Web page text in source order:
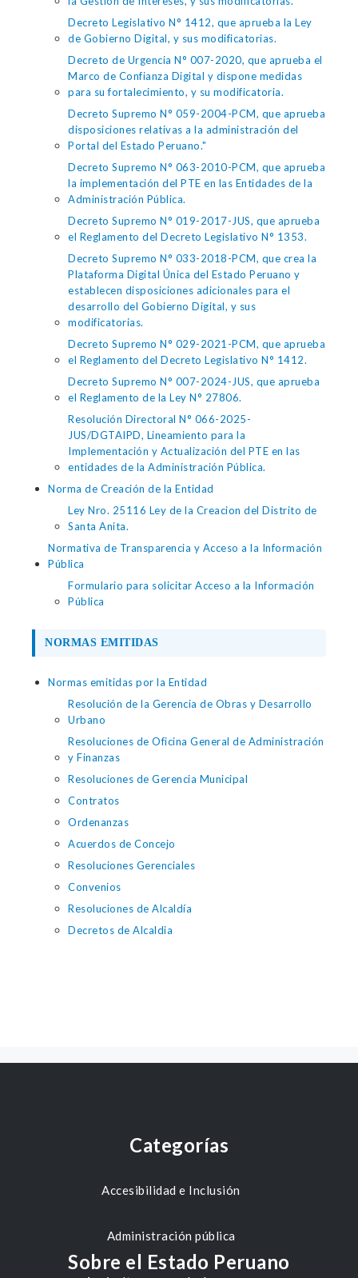
Decreto Legislativo N° 1412, que aprueba la Ley
de Gobierno Digital, y sus modificatorias.
Decreto de Urgencia N° 007-2020, que aprueba el
Marco de Confianza Digital y dispone medidas
para su fortalecimiento, y su modificatoria.
Decreto Supremo N° 059-2004-PCM, que aprueba
disposiciones relativas a la administración del
Portal del Estado Peruano."
Decreto Supremo N° 063-2010-PCM, que aprueba
la implementación del PTE en las Entidades de la
Administración Pública.
Decreto Supremo N° 019-2017-JUS, que aprueba
el Reglamento del Decreto Legislativo N° 1353.
Decreto Supremo N° 033-2018-PCM, que crea la
Plataforma Digital Única del Estado Peruano y
establecen disposiciones adicionales para el
desarrollo del Gobierno Digital, y sus
modificatorias.
Decreto Supremo N° 029-2021-PCM, que aprueba
el Reglamento del Decreto Legislativo N° 1412.
Decreto Supremo N° 007-2024-JUS, que aprueba
el Reglamento de la Ley N° 27806.
Resolución Directoral N° 066-2025-
JUS/DGTAIPD, Lineamiento para la
Implementación y Actualización del PTE en las
entidades de la Administración Pública.
Norma de Creación de la Entidad
Ley Nro. 25116 Ley de la Creacion del Distrito de
Santa Anita.
Normativa de Transparencia y Acceso a la Información
Pública
Formulario para solicitar Acceso a la Información
Pública
NORMAS EMITIDAS
Normas emitidas por la Entidad
Resolución de la Gerencia de Obras y Desarrollo
Urbano
Resoluciones de Oficina General de Administración
y Finanzas
Resoluciones de Gerencia Municipal
Contratos
Ordenanzas
Acuerdos de Concejo
Resoluciones Gerenciales
Convenios
Resoluciones de Alcaldía
Decretos de Alcaldia
Categorías
Accesibilidad e Inclusión
Administración pública
Sobre el Estado Peruano